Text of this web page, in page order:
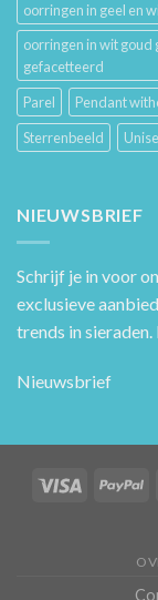
oorringen in geel en
oorringen in wit goud
gefacetteerd
Parel
Pendant
Sterrenbeeld
NIEUWSBRIEF
Schrijf je in voor
exclusieve
trends in sieraden.
Nieuwsbrief